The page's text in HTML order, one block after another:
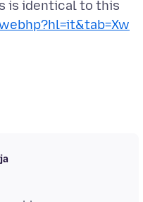
is identical to this